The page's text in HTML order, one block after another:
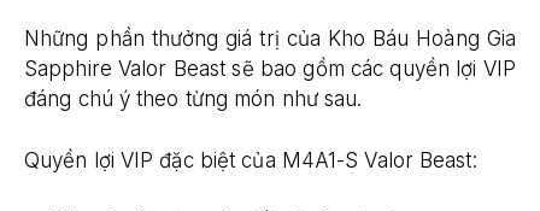
Những phần thưởng giá trị của Kho Báu Hoàng Gia
Sapphire Valor Beast sẽ bao gồm các quyền lợi VIP
đáng chú ý theo từng món như sau.
Quyền lợi VIP đặc biệt của M4A1-S Valor Beast: